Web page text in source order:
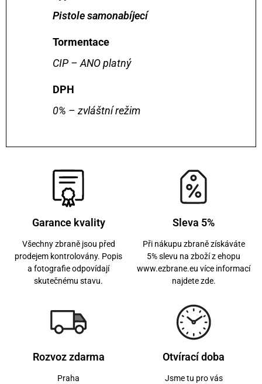
Pistole samonabíjecí
Tormentace
CIP – ANO platný
DPH
0% – zvláštní režim
Garance kvality
Všechny zbraně jsou před
prodejem kontrolovány. Popis
a fotografie odpovídají
skutečnému stavu.
Sleva 5%
Při nákupu zbraně získáváte
5% slevu na zboží z ehopu
www.ezbrane.eu více informací
najdete zde.
Rozvoz zdarma
Praha
Otvírací doba
Jsme tu pro vás